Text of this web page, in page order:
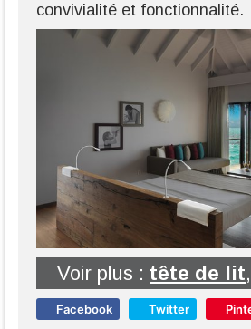
convivialité et fonctionnalité.
Voir plus : tête de lit,
Facebook Twitter